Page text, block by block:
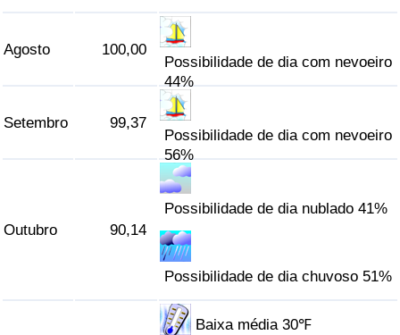
Agosto 100,00
Possibilidade de dia com nevoeiro
44%
Setembro 99,37
Possibilidade de dia com nevoeiro
56%
Outubro 90,14
Possibilidade de dia nublado 41%
Possibilidade de dia chuvoso 51%
Baixa média 30℉